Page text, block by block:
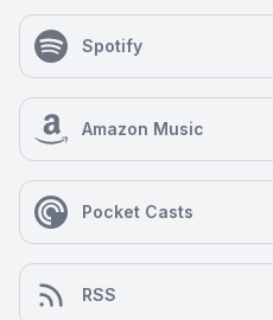
Spotify
Amazon Music
Pocket Casts
RSS